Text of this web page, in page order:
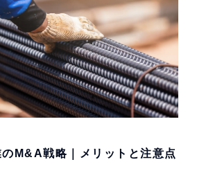
M&A戦略｜メリットと注意点